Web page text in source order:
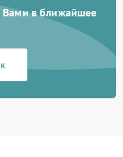
Вами в ближайшее